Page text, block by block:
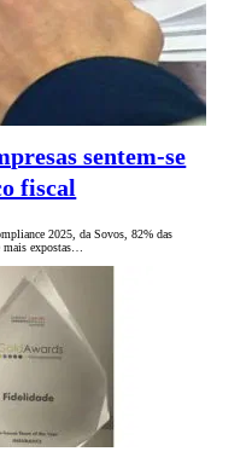
sentem-se
fiscal
2025, da Sovos, 82% das
mais expostas…